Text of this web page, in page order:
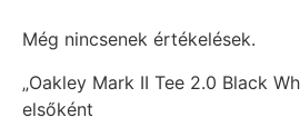
Még nincsenek értékelések.
„Oakley Mark II Tee 2.0 Black
elsőként